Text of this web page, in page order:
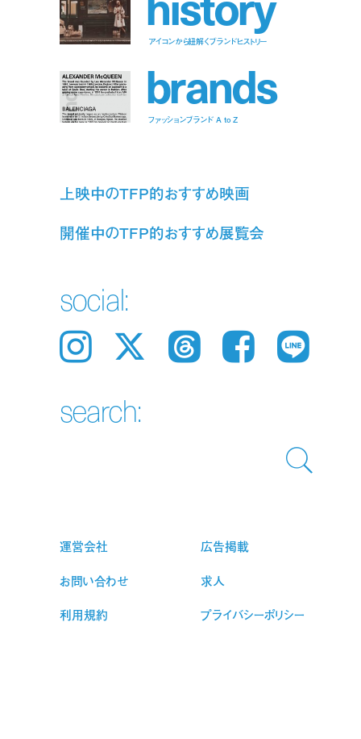
アイコンから紐解くブランドヒストリー
brands
ファッションブランド A to Z
上映中のTFP的おすすめ映画
開催中のTFP的おすすめ展覧会
social:
Instagram 𝕏 Threads Facebook LINE
search:
運営会社
広告掲載
お問い合わせ
求人
利用規約
プライバシーポリシー